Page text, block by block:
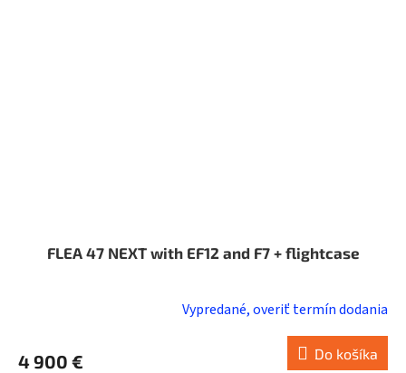
FLEA 47 NEXT with EF12 and F7 + flightcase
Vypredané, overiť termín dodania
4 900 € Do košíka